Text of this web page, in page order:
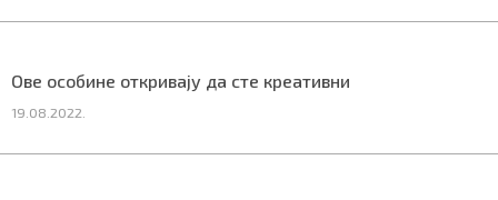
Ове особине откривају да сте креативни
19.08.2022.
СРБИЈА
ЖИВОТ И СТИЛ